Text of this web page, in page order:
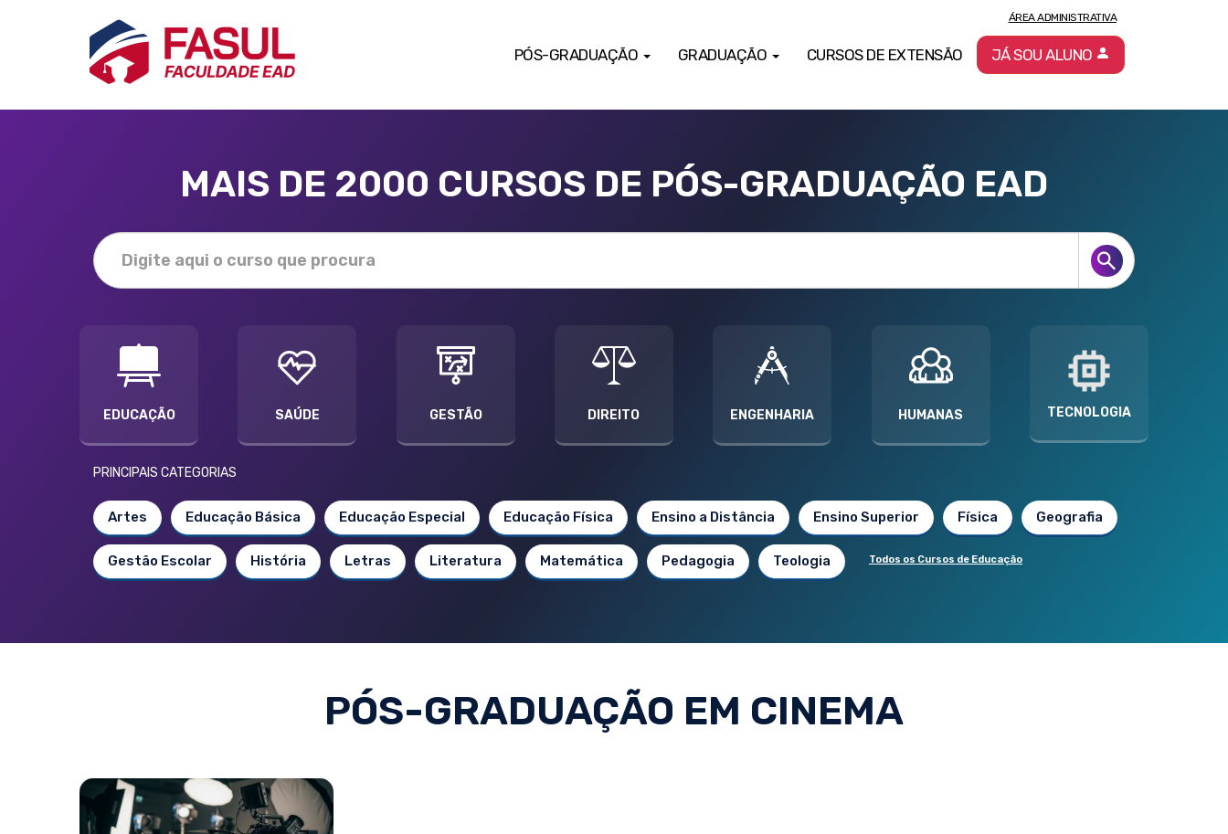
PÓS-GRADUAÇÃO GRADUAÇÃO CURSOS DE EXTENSÃO
ÁREA ADMINISTRATIVA
JÁ SOU ALUNO
MAIS DE 2000 CURSOS DE PÓS-GRADUAÇÃO EAD
EDUCAÇÃO SAÚDE GESTÃO DIREITO ENGENHARIA HUMANAS TECNOLOGIA
PRINCIPAIS CATEGORIAS
Artes Educação Básica Educação Especial Educação Física Ensino a Distância Ensino Superior Física Geografia
Gestão Escolar História Letras Literatura Matemática Pedagogia Teologia Todos os Cursos de Educação
PÓS-GRADUAÇÃO EM CINEMA